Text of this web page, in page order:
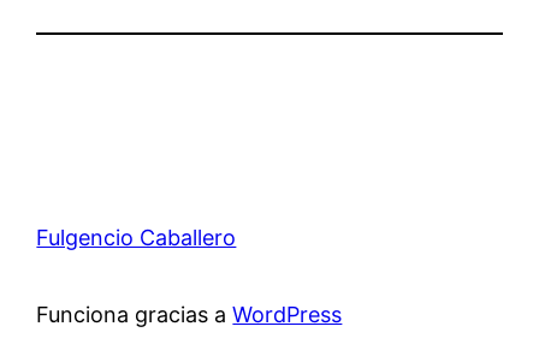
Fulgencio Caballero
Funciona gracias aWordPress